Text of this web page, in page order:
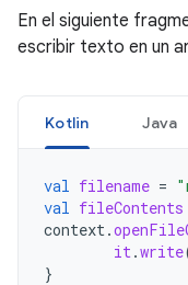
En el siguiente
escribir texto en un
Kotlin Java
val filename =
val fileContents
context.
it.write
}